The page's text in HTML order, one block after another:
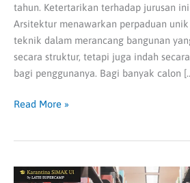
tahun. Ketertarikan terhadap jurusan
Arsitektur menawarkan perpaduan unik
teknik dalam merancang bangunan
secara struktur, tetapi juga indah
bagi penggunanya. Bagi banyak calon
Read More »
Perbedaan